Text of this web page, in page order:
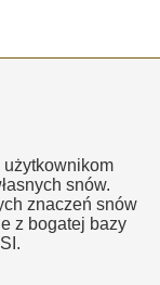
snów.
znaczeń snów
z bogatej bazy